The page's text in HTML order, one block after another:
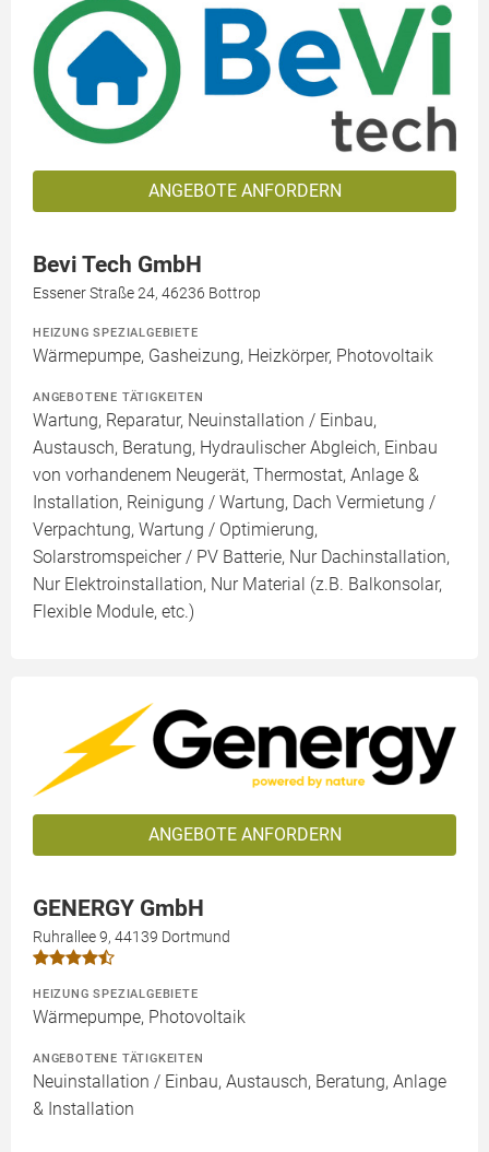
ANGEBOTE ANFORDERN
Bevi Tech GmbH
Essener Straße 24, 46236 Bottrop
HEIZUNG SPEZIALGEBIETE
Wärmepumpe, Gasheizung, Heizkörper, Photovoltaik
ANGEBOTENE TÄTIGKEITEN
Wartung, Reparatur, Neuinstallation / Einbau,
Austausch, Beratung, Hydraulischer Abgleich, Einbau
von vorhandenem Neugerät, Thermostat, Anlage &
Installation, Reinigung / Wartung, Dach Vermietung /
Verpachtung, Wartung / Optimierung,
Solarstromspeicher / PV Batterie, Nur Dachinstallation,
Nur Elektroinstallation, Nur Material (z.B. Balkonsolar,
Flexible Module, etc.)
ANGEBOTE ANFORDERN
GENERGY GmbH
Ruhrallee 9, 44139 Dortmund
HEIZUNG SPEZIALGEBIETE
Wärmepumpe, Photovoltaik
ANGEBOTENE TÄTIGKEITEN
Neuinstallation / Einbau, Austausch, Beratung, Anlage
& Installation